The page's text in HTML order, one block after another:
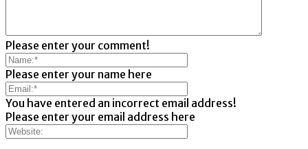
Please enter your comment!
Please enter your name here
You have entered an incorrect email address!
Please enter your email address here